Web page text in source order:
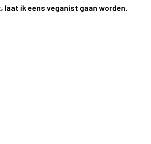
laat ik eens veganist gaan worden.